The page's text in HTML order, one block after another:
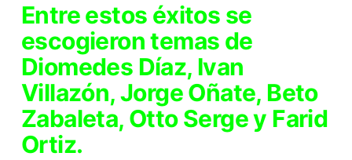
Entre estos éxitos se
escogieron temas de
Diomedes Díaz, Ivan
Villazón, Jorge Oñate, Beto
Zabaleta, Otto Serge y Farid
Ortiz.